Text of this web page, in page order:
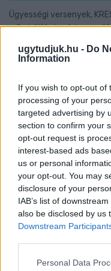
ugytudjuk.hu - Do
Information
If you wish to opt-out of
processing of your
targeted advertising by
section to confirm your
opt-out request is
interest-based ads
us or personal
your opt-out. You may
disclosure of your
IAB’s list of
also be disclosed by us
Downstream
Please note that this
Personal Data
Ügyességi versenyek,
rollerjelölés is várja a
NŐVERŐ